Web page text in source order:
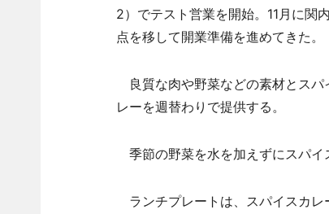
2）でテスト営業を開始。11月に関
点を移して開業準備を進めてきた。
良質な肉や野菜などの素材とスパ
レーを週替わりで提供する。
季節の野菜を水を加えずにスパイ
ランチプレートは、スパイスカレ